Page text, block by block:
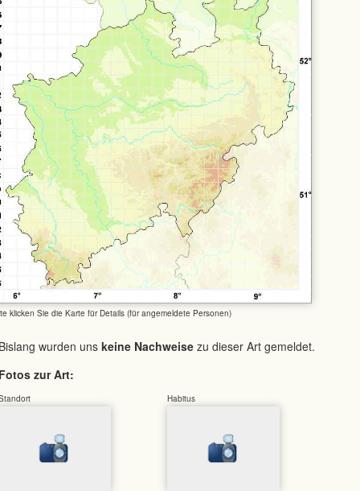
klicken Sie die Karte für Details (für angemeldete Personen)
wurden uns keine Nachweise zu dieser Art gemeldet.
zur Art:
Habitus